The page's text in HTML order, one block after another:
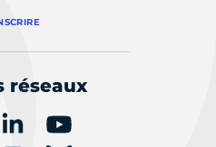
réseaux